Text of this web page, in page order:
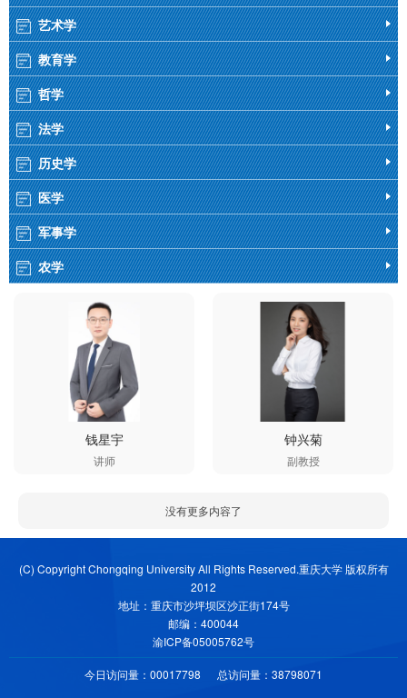
艺术学
教育学
哲学
法学
历史学
医学
军事学
农学
钱星宇
讲师
钟兴菊
副教授
没有更多内容了
(C) Copyright Chongqing University All Rights Reserved.重庆大学 版权所有
2012
地址：重庆市沙坪坝区沙正街174号
邮编：400044
渝ICP备05005762号
今日访问量： 00017798 总访问量： 38798071